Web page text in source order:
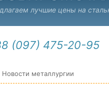
лучшие цены на
(097) 475-20-95
Новости металлургии